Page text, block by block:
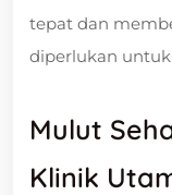
tepat dan
diperlukan
Mulut
Klinik